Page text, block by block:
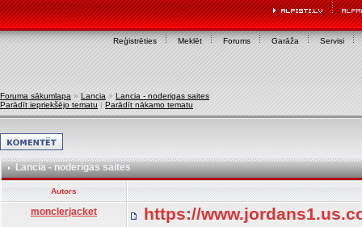
Reģistrēties Meklēt Forums Garāža Servisi
Foruma sākumlapa » Lancia » Lancia - noderigas saites
Parādīt iepriekšējo tematu | Parādīt nākamo tematu
Lancia - noderigas saites
Autors
monclerjacket https://